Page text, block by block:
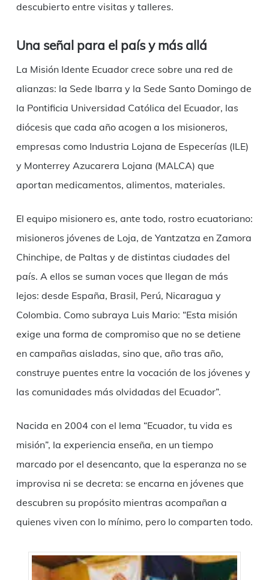
descubierto entre visitas y talleres.
Una señal para el país y más allá
La Misión Idente Ecuador crece sobre una red de
alianzas: la Sede Ibarra y la Sede Santo Domingo de
la Pontificia Universidad Católica del Ecuador, las
diócesis que cada año acogen a los misioneros,
empresas como Industria Lojana de Especerías (ILE)
y Monterrey Azucarera Lojana (MALCA) que
aportan medicamentos, alimentos, materiales.
El equipo misionero es, ante todo, rostro ecuatoriano:
misioneros jóvenes de Loja, de Yantzatza en Zamora
Chinchipe, de Paltas y de distintas ciudades del
país. A ellos se suman voces que llegan de más
lejos: desde España, Brasil, Perú, Nicaragua y
Colombia. Como subraya Luis Mario: “Esta misión
exige una forma de compromiso que no se detiene
en campañas aisladas, sino que, año tras año,
construye puentes entre la vocación de los jóvenes y
las comunidades más olvidadas del Ecuador”.
Nacida en 2004 con el lema “Ecuador, tu vida es
misión”, la experiencia enseña, en un tiempo
marcado por el desencanto, que la esperanza no se
improvisa ni se decreta: se encarna en jóvenes que
descubren su propósito mientras acompañan a
quienes viven con lo mínimo, pero lo comparten todo.